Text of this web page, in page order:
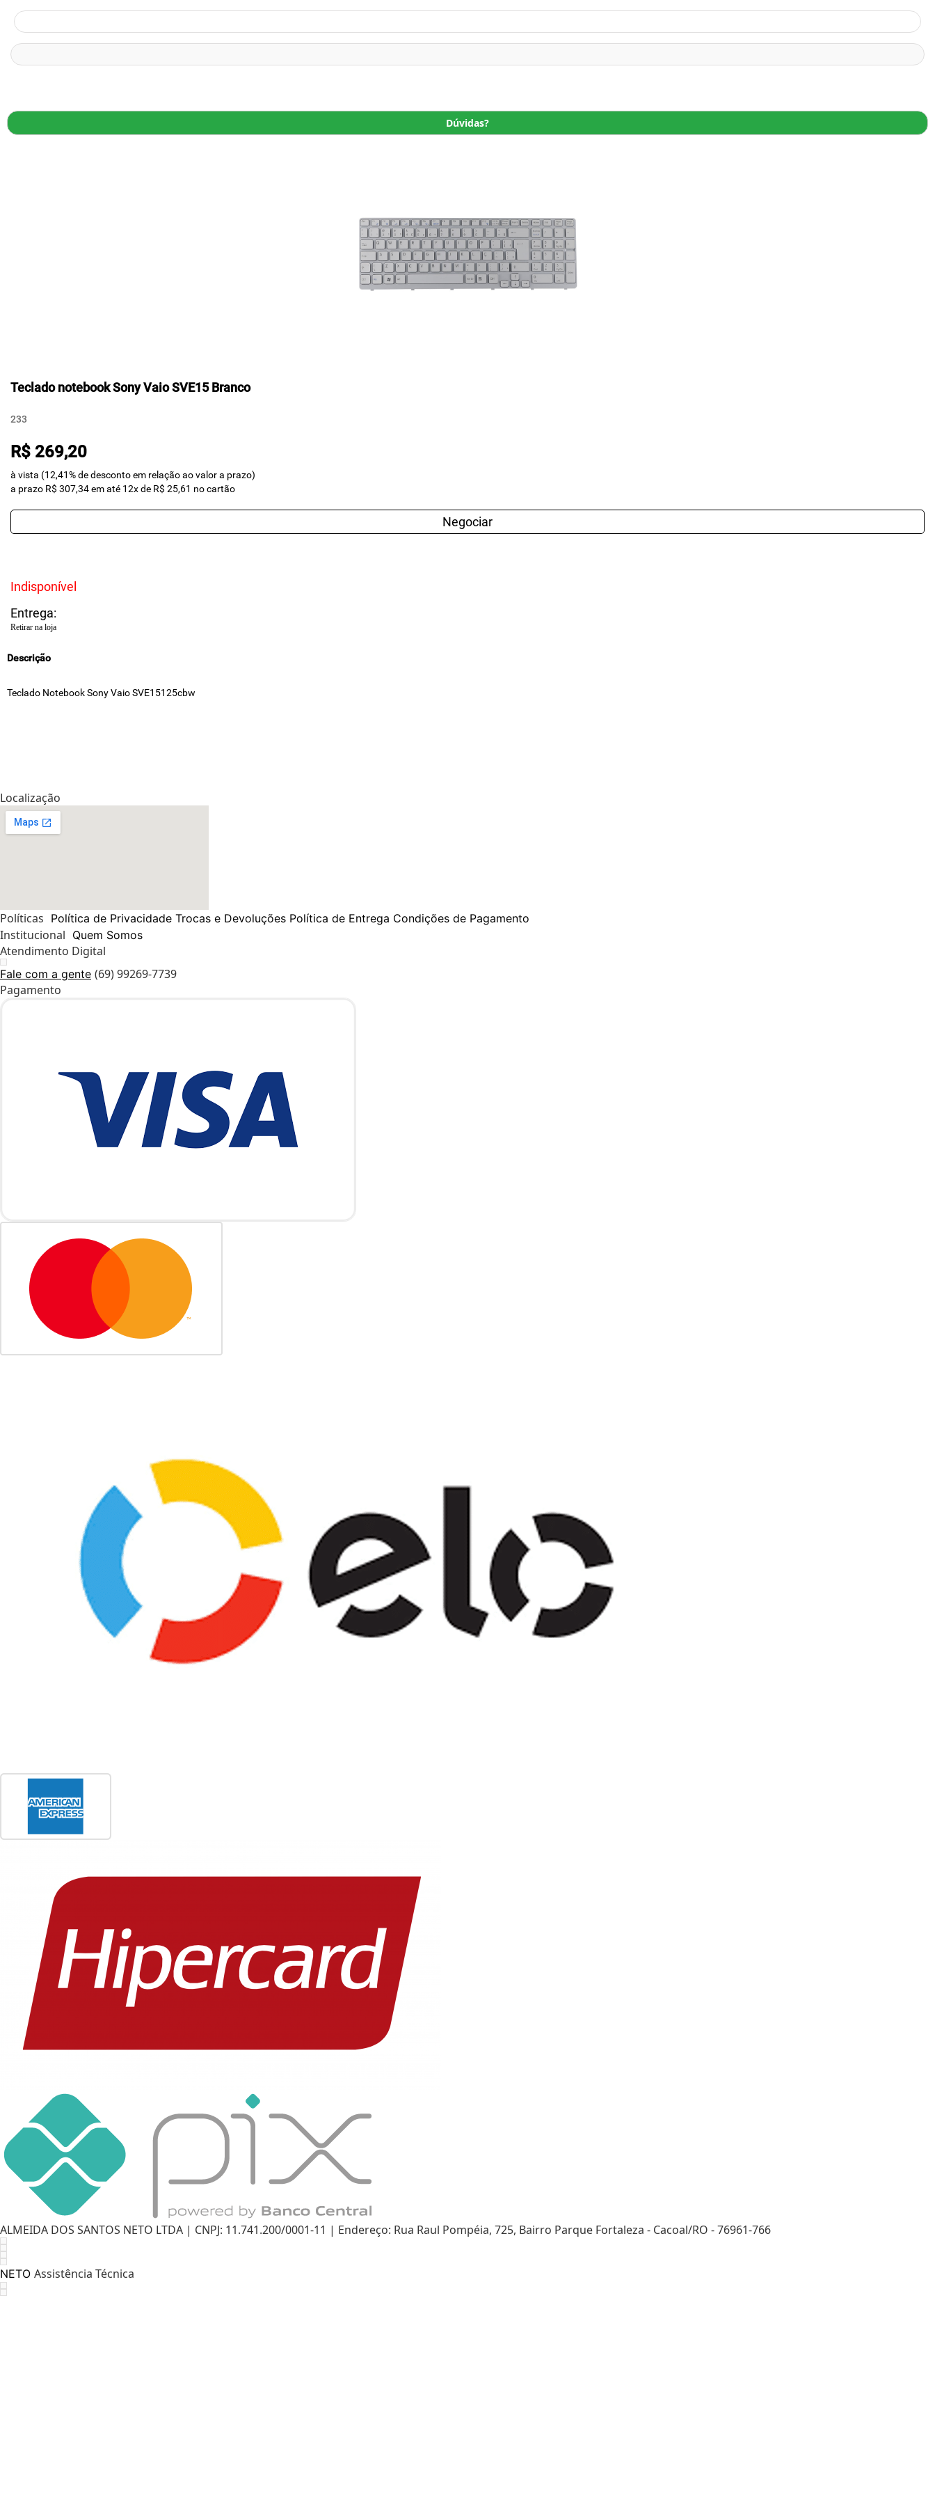
Dúvidas?
Teclado notebook Sony Vaio SVE15 Branco
233
R$ 269,20
à vista (12,41% de desconto em relação ao valor a prazo)
a prazo R$ 307,34 em até 12x de R$ 25,61 no cartão
Negociar
Indisponível
Entrega:
Retirar na loja
Descrição
Teclado Notebook Sony Vaio SVE15125cbw
Localização
Políticas Política de Privacidade Trocas e Devoluções Política de Entrega Condições de Pagamento
Institucional Quem Somos
Atendimento Digital
Fale com a gente (69) 99269-7739
Pagamento
ALMEIDA DOS SANTOS NETO LTDA | CNPJ: 11.741.200/0001-11 | Endereço: Rua Raul Pompéia, 725, Bairro Parque Fortaleza - Cacoal/RO - 76961-766
NETO Assistência Técnica